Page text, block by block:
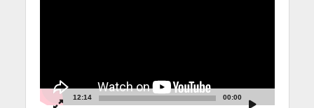
00:00
12:14